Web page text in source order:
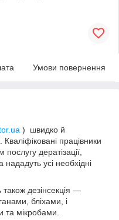
Умови повернення
) швидко й
працівники
дератізації,
усі необхідні
дезінсекція —
бліхами, і
та мікробами.